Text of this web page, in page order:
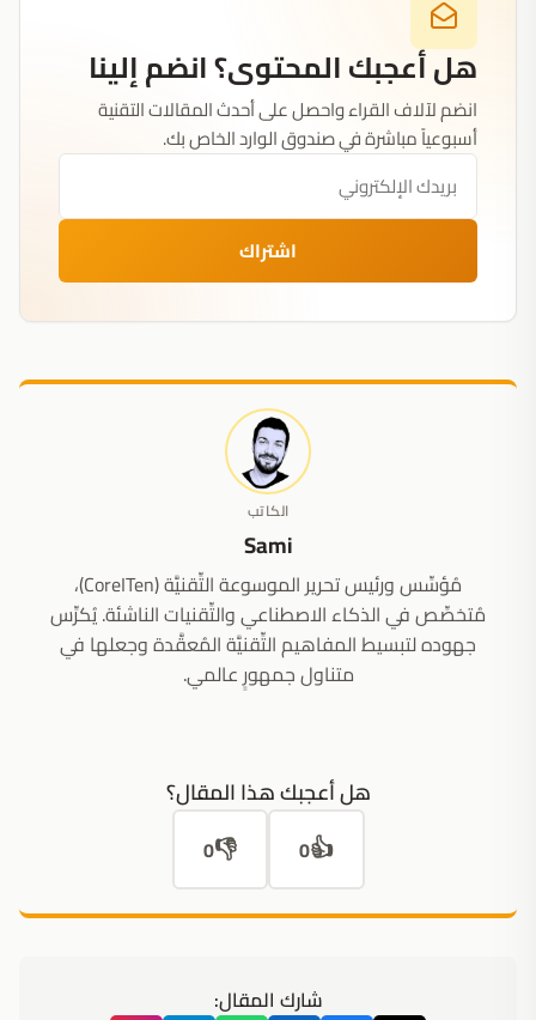
هل أعجبك المحتوى؟ انضم إلينا
انضم لآلاف القراء واحصل على أحدث المقالات التقنية
أسبوعياً مباشرة في صندوق الوارد الخاص بك.
اشتراك
الكاتب
Sami
مُؤسِّس ورئيس تحرير الموسوعة التِّقنيَّة (CoreITen)،
مُتخصِّص في الذكاء الاصطناعي والتِّقنيات الناشئة. يُكرِّس
جهوده لتبسيط المفاهيم التِّقنيَّة المُعقَّدة وجعلها في
متناول جمهورٍ عالمي.
هل أعجبك هذا المقال؟
👍
0
👎
0
شارك المقال: